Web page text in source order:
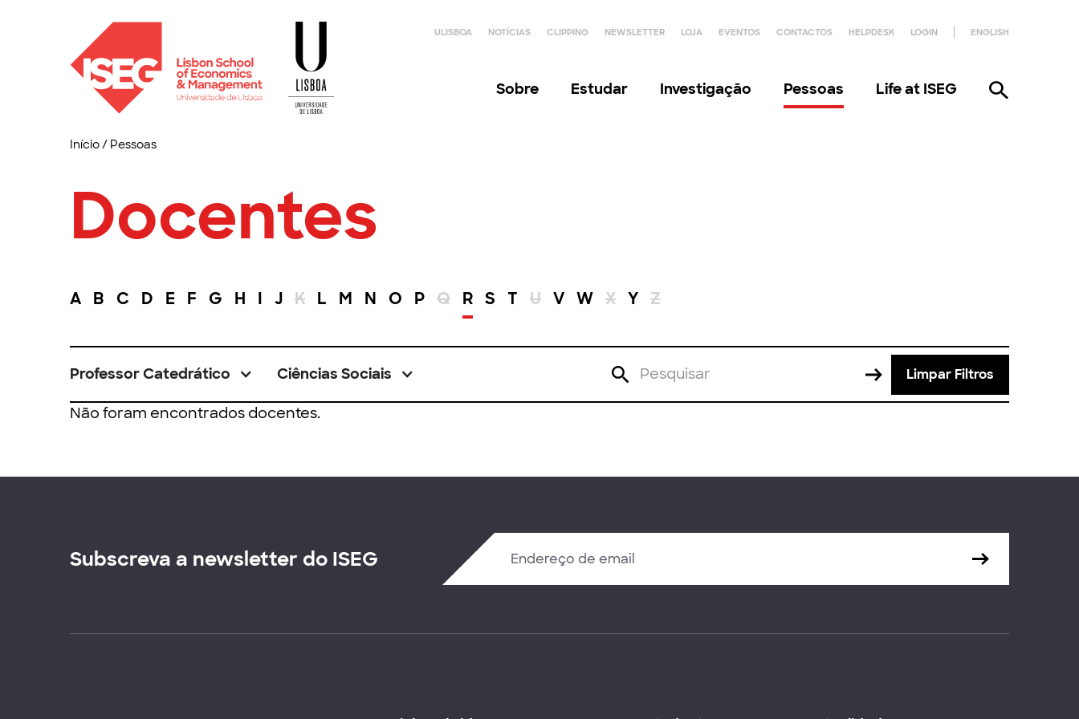
ULISBOA NOTÍCIAS CLIPPING NEWSLETTER LOJA EVENTOS CONTACTOS HELPDESK LOGIN ENGLISH
Sobre Estudar Investigação Pessoas Life at ISEG
Início/ Pessoas
Docentes
A B C D E F G H I J K L M N O P Q R S T U V W X Y Z
Professor Catedrático Ciências Sociais Limpar Filtros
Não foram encontrados docentes.
Subscreva a newsletter do ISEG